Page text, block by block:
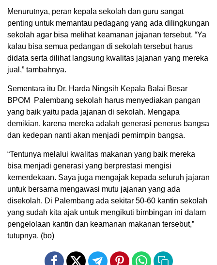
Menurutnya, peran kepala sekolah dan guru sangat
penting untuk memantau pedagang yang ada dilingkungan
sekolah agar bisa melihat keamanan jajanan tersebut. “Ya
kalau bisa semua pedangan di sekolah tersebut harus
didata serta dilihat langsung kwalitas jajanan yang mereka
jual,” tambahnya.
Sementara itu Dr. Harda Ningsih Kepala Balai Besar
BPOM Palembang sekolah harus menyediakan pangan
yang baik yaitu pada jajanan di sekolah. Mengapa
demikian, karena mereka adalah generasi penerus bangsa
dan kedepan nanti akan menjadi pemimpin bangsa.
“Tentunya melalui kwalitas makanan yang baik mereka
bisa menjadi generasi yang berprestasi mengisi
kemerdekaan. Saya juga mengajak kepada seluruh jajaran
untuk bersama mengawasi mutu jajanan yang ada
disekolah. Di Palembang ada sekitar 50-60 kantin sekolah
yang sudah kita ajak untuk mengikuti bimbingan ini dalam
pengelolaan kantin dan keamanan makanan tersebut,”
tutupnya. (bo)